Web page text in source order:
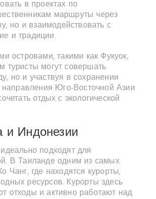
в проектах по
маршруты через
но и взаимодействовать с
и традиции.
островами, такими как Фукуок,
туристы могут совершать
но и участвуя в сохранении
Юго-Восточной Азии
отдых с экологической
и Индонезии
подходят для
В Таиланде одним из самых
Чанг, где находятся курорты,
ресурсов. Курорты здесь
отходы и активно работают над